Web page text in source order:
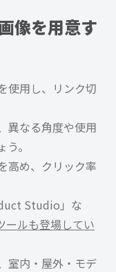
像を用意す
使用し、リンク切
異なる角度や使用
。
高め、クリック率
Studio」な
ールも登場してい
室内・屋外・モデ